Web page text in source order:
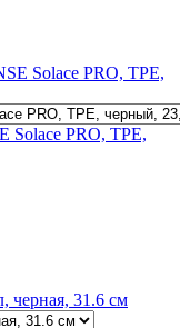
Solace PRO, TPE,